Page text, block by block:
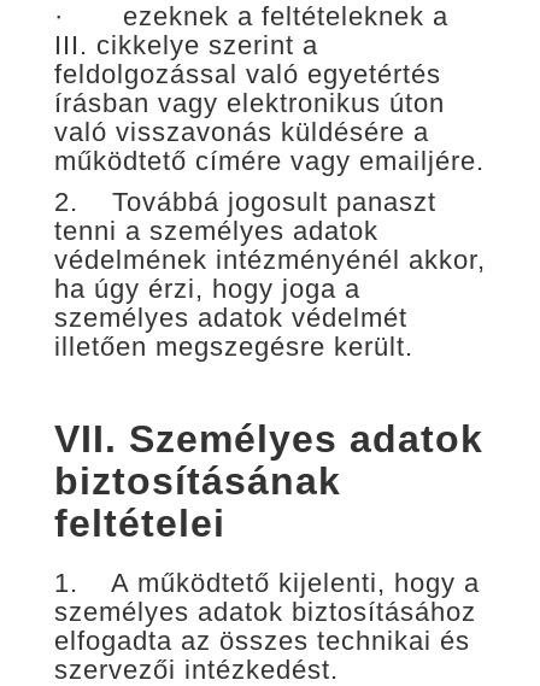
· ezeknek a feltételeknek a
III. cikkelye szerint a
feldolgozással való egyetértés
írásban vagy elektronikus úton
való visszavonás küldésére a
működtető címére vagy emailjére.
2. Továbbá jogosult panaszt
tenni a személyes adatok
védelmének intézményénél akkor,
ha úgy érzi, hogy joga a
személyes adatok védelmét
illetően megszegésre került.
VII. Személyes adatok
biztosításának
feltételei
1. A működtető kijelenti, hogy a
személyes adatok biztosításához
elfogadta az összes technikai és
szervezői intézkedést.